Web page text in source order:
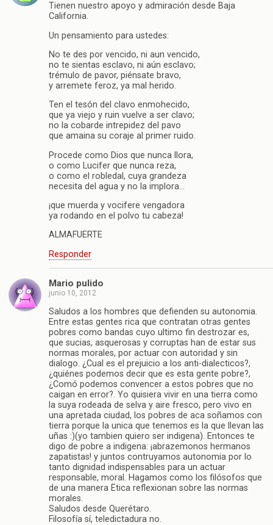
Tienen nuestro apoyo y admiración desde Baja
California.
Un pensamiento para ustedes:
No te des por vencido, ni aun vencido,
no te sientas esclavo, ni aún esclavo;
trémulo de pavor, piénsate bravo,
y arremete feroz, ya mal herido.
Ten el tesón del clavo enmohecido,
que ya viejo y ruin vuelve a ser clavo;
no la cobarde intrepidez del pavo
que amaina su coraje al primer ruido.
Procede como Dios que nunca llora,
o como Lucifer que nunca reza,
o como el robledal, cuya grandeza
necesita del agua y no la implora…
¡que muerda y vocifere vengadora
ya rodando en el polvo tu cabeza!
ALMAFUERTE
Responder
Mario pulido
junio 10, 2012
Saludos a los hombres que defienden su autonomia.
Entre estas gentes rica que contratan otras gentes
pobres como bandas cuyo ultimo fin destrozar es,
que sucias, asquerosas y corruptas han de estar sus
normas morales, por actuar con autoridad y sin
dialogo. ¿Cual es el prejuicio a los anti-dialecticos?,
¿quiénes podemos decir que es esta gente pobre?,
¿Comó podemos convencer a estos pobres que no
caigan en error?. Yo quisiera vivir en una tierra como
la suya rodeada de selva y aire fresco, pero vivo en
una apretada ciudad, los pobres de aca soñamos con
tierra porque la unica que tenemos es la que llevan las
uñas :)(yo tambien quiero ser indigena). Entonces te
digo de pobre a indigena: ¡abrazemonos hermanos
zapatistas! y juntos contruyamos autonomia por lo
tanto dignidad indispensables para un actuar
responsable, moral. Hagamos como los filósofos que
de una manera Ëtica reflexionan sobre las normas
morales.
Saludos desde Querétaro.
Filosofía sí, teledictadura no.